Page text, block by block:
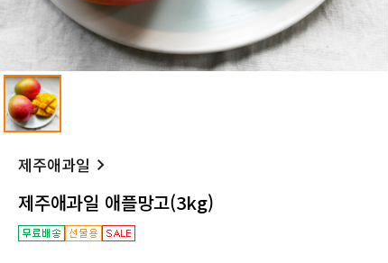
제주애과일
제주애과일 애플망고(3kg)